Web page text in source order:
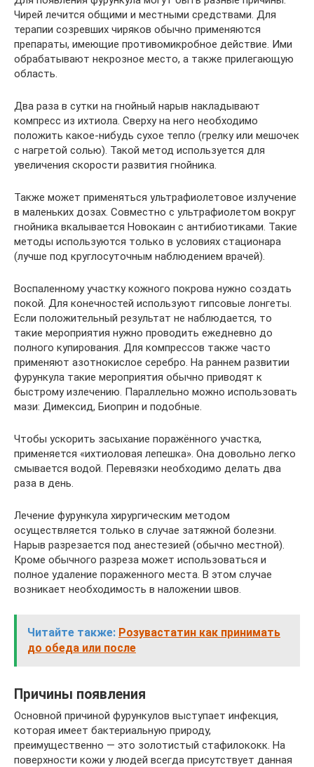
Чирей лечится общими и местными средствами. Для
терапии созревших чиряков обычно применяются
препараты, имеющие противомикробное действие. Ими
обрабатывают некрозное место, а также прилегающую
область.
Два раза в сутки на гнойный нарыв накладывают
компресс из ихтиола. Сверху на него необходимо
положить какое-нибудь сухое тепло (грелку или мешочек
с нагретой солью). Такой метод используется для
увеличения скорости развития гнойника.
Также может применяться ультрафиолетовое излучение
в маленьких дозах. Совместно с ультрафиолетом вокруг
гнойника вкалывается Новокаин с антибиотиками. Такие
методы используются только в условиях стационара
(лучше под круглосуточным наблюдением врачей).
Воспаленному участку кожного покрова нужно создать
покой. Для конечностей используют гипсовые лонгеты.
Если положительный результат не наблюдается, то
такие мероприятия нужно проводить ежедневно до
полного купирования. Для компрессов также часто
применяют азотнокислое серебро. На раннем развитии
фурункула такие мероприятия обычно приводят к
быстрому излечению. Параллельно можно использовать
мази: Димексид, Биоприн и подобные.
Чтобы ускорить засыхание поражённого участка,
применяется «ихтиоловая лепешка». Она довольно легко
смывается водой. Перевязки необходимо делать два
раза в день.
Лечение фурункула хирургическим методом
осуществляется только в случае затяжной болезни.
Нарыв разрезается под анестезией (обычно местной).
Кроме обычного разреза может использоваться и
полное удаление пораженного места. В этом случае
возникает необходимость в наложении швов.
Читайте также: Розувастатин как принимать
до обеда или после
Причины появления
Основной причиной фурункулов выступает инфекция,
которая имеет бактериальную природу,
преимущественно — это золотистый стафилококк. На
поверхности кожи у людей всегда присутствует данная